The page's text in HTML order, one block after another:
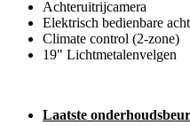
Achteruitrijcamera
Elektrisch bedienbare
Climate control (2-zone)
19" Lichtmetalenvelgen
Laatste